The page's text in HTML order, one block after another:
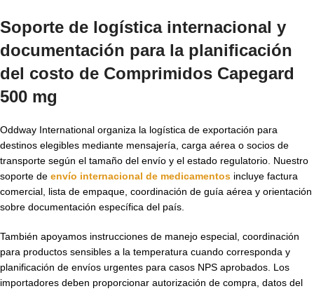
Soporte de logística internacional y
documentación para la planificación
del costo de Comprimidos Capegard
500 mg
Oddway International organiza la logística de exportación para
destinos elegibles mediante mensajería, carga aérea o socios de
transporte según el tamaño del envío y el estado regulatorio. Nuestro
soporte de envío internacional de medicamentos incluye factura
comercial, lista de empaque, coordinación de guía aérea y orientación
sobre documentación específica del país.
También apoyamos instrucciones de manejo especial, coordinación
para productos sensibles a la temperatura cuando corresponda y
planificación de envíos urgentes para casos NPS aprobados. Los
importadores deben proporcionar autorización de compra, datos del